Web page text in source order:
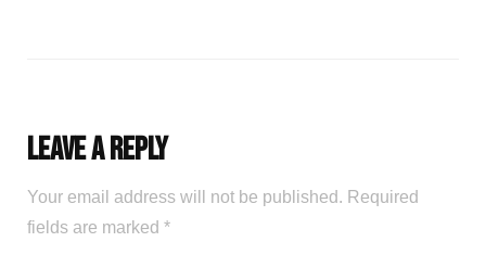
Leave a Reply
Your email address will not be published. Required
fields are marked *